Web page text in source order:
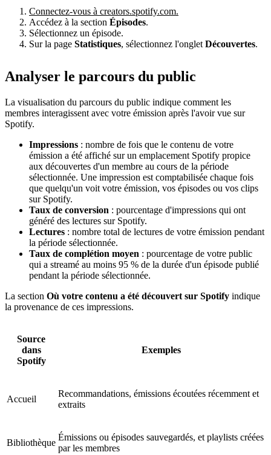
Connectez-vous à creators.spotify.com.
Accédez à la section Épisodes.
Sélectionnez un épisode.
Sur la page Statistiques, sélectionnez l'onglet Découvertes.
Analyser le parcours du public
La visualisation du parcours du public indique comment les
membres interagissent avec votre émission après l'avoir vue sur
Spotify.
Impressions : nombre de fois que le contenu de votre
émission a été affiché sur un emplacement Spotify propice
aux découvertes d'un membre au cours de la période
sélectionnée. Une impression est comptabilisée chaque fois
que quelqu'un voit votre émission, vos épisodes ou vos clips
sur Spotify.
Taux de conversion : pourcentage d'impressions qui ont
généré des lectures sur Spotify.
Lectures : nombre total de lectures de votre émission pendant
la période sélectionnée.
Taux de complétion moyen : pourcentage de votre public
qui a streamé au moins 95 % de la durée d'un épisode publié
pendant la période sélectionnée.
La section Où votre contenu a été découvert sur Spotify indique
la provenance de ces impressions.
Source
dans
Spotify
Exemples
Accueil
Recommandations, émissions écoutées récemment et
extraits
Bibliothèque
Émissions ou épisodes sauvegardés, et playlists créées
par les membres